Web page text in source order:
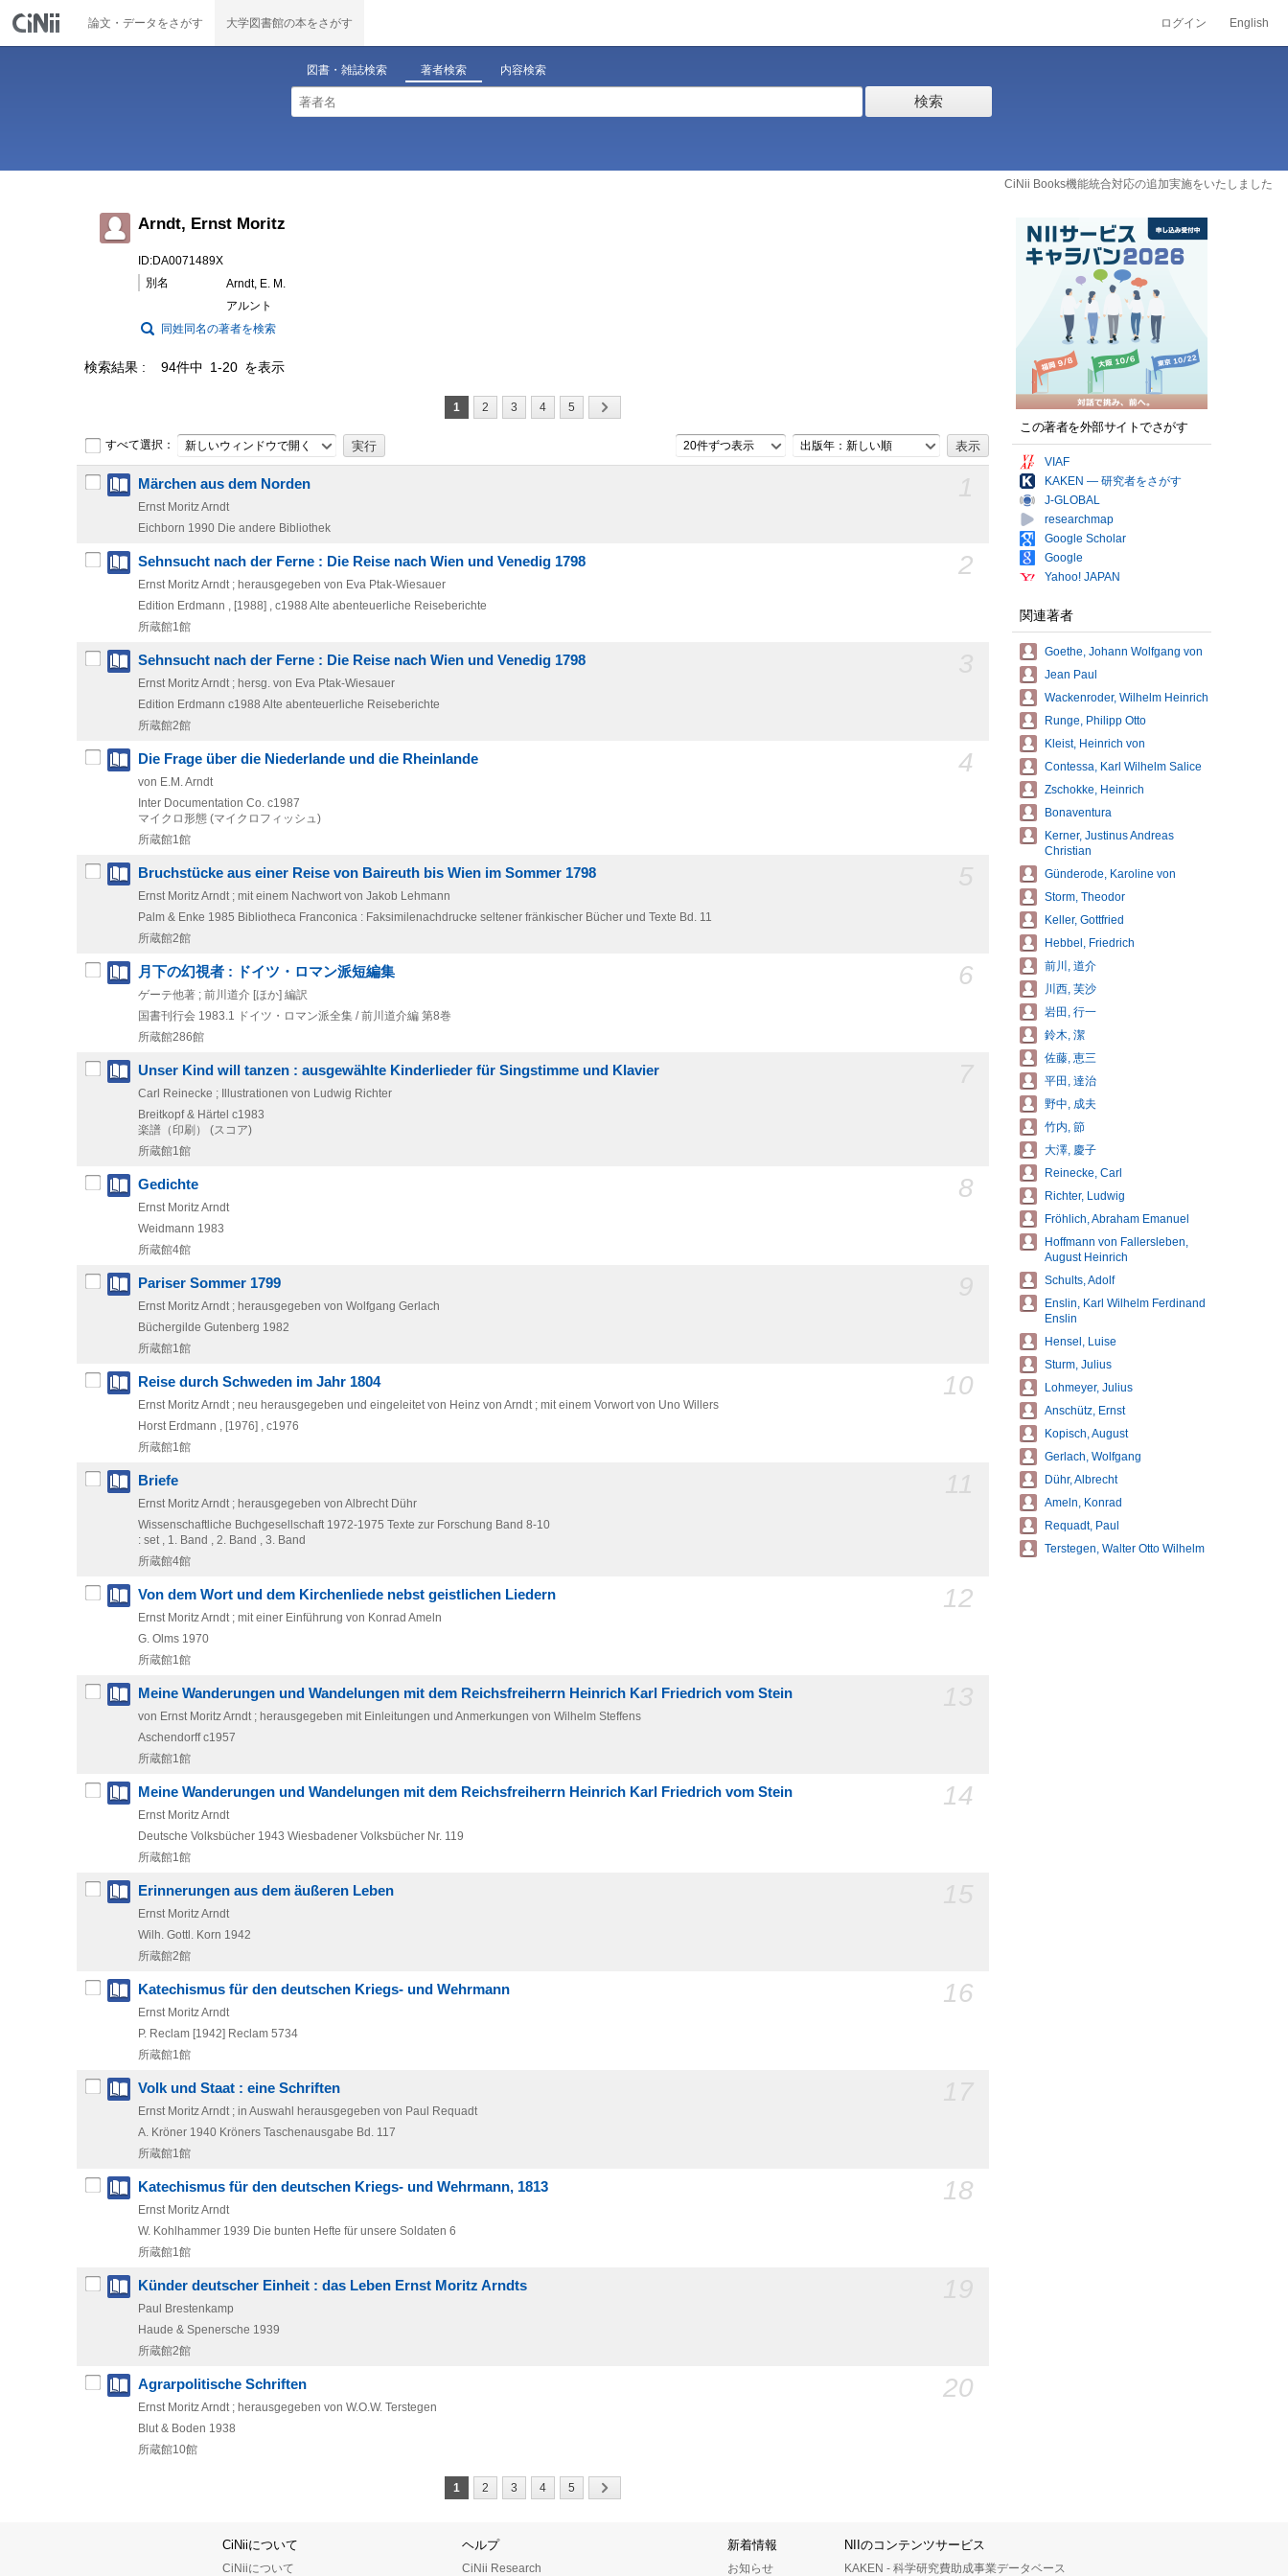
論文・データをさがす 大学図書館の本をさがす ログイン English
図書・雑誌検索 著者検索 内容検索
検索
CiNii Books機能統合対応の追加実施をいたしました
Arndt, Ernst Moritz
ID:DA0071489X
別名
Arndt, E. M.
アルント
同姓同名の著者を検索
検索結果 94件中 1-20 を表示
1 2 3 4 5
すべて選択： 新しいウィンドウで開く 20件ずつ表示 出版年：新しい順
Märchen aus dem Norden
Ernst Moritz Arndt
Eichborn 1990 Die andere Bibliothek
2
Sehnsucht nach der Ferne : Die Reise nach Wien und Venedig 1798
Ernst Moritz Arndt ; herausgegeben von Eva Ptak-Wiesauer
Edition Erdmann , [1988] , c1988 Alte abenteuerliche Reiseberichte
所蔵館1館
Sehnsucht nach der Ferne : Die Reise nach Wien und Venedig 1798
Ernst Moritz Arndt ; hersg. von Eva Ptak-Wiesauer
Edition Erdmann c1988 Alte abenteuerliche Reiseberichte
所蔵館2館
4
Die Frage über die Niederlande und die Rheinlande
von E.M. Arndt
Inter Documentation Co. c1987
マイクロ形態 (マイクロフィッシュ)
所蔵館1館
Bruchstücke aus einer Reise von Baireuth bis Wien im Sommer 1798
Ernst Moritz Arndt ; mit einem Nachwort von Jakob Lehmann
Palm & Enke 1985 Bibliotheca Franconica : Faksimilenachdrucke seltener fränkischer Bücher und Texte Bd. 11
所蔵館2館
6
月下の幻視者 : ドイツ・ロマン派短編集
ゲーテ他著 ; 前川道介 [ほか] 編訳
国書刊行会 1983.1 ドイツ・ロマン派全集 / 前川道介編 第8巻
所蔵館286館
Unser Kind will tanzen : ausgewählte Kinderlieder für Singstimme und Klavier
Carl Reinecke ; Illustrationen von Ludwig Richter
Breitkopf & Härtel c1983
楽譜（印刷） (スコア)
所蔵館1館
8
Gedichte
Ernst Moritz Arndt
Weidmann 1983
所蔵館4館
Pariser Sommer 1799
Ernst Moritz Arndt ; herausgegeben von Wolfgang Gerlach
Büchergilde Gutenberg 1982
所蔵館1館
10
Reise durch Schweden im Jahr 1804
Ernst Moritz Arndt ; neu herausgegeben und eingeleitet von Heinz von Arndt ; mit einem Vorwort von Uno Willers
Horst Erdmann , [1976] , c1976
所蔵館1館
Briefe
Ernst Moritz Arndt ; herausgegeben von Albrecht Dühr
Wissenschaftliche Buchgesellschaft 1972-1975 Texte zur Forschung Band 8-10
: set , 1. Band , 2. Band , 3. Band
所蔵館4館
12
Von dem Wort und dem Kirchenliede nebst geistlichen Liedern
Ernst Moritz Arndt ; mit einer Einführung von Konrad Ameln
G. Olms 1970
所蔵館1館
Meine Wanderungen und Wandelungen mit dem Reichsfreiherrn Heinrich Karl Friedrich vom Stein
von Ernst Moritz Arndt ; herausgegeben mit Einleitungen und Anmerkungen von Wilhelm Steffens
Aschendorff c1957
所蔵館1館
14
Meine Wanderungen und Wandelungen mit dem Reichsfreiherrn Heinrich Karl Friedrich vom Stein
Ernst Moritz Arndt
Deutsche Volksbücher 1943 Wiesbadener Volksbücher Nr. 119
所蔵館1館
Erinnerungen aus dem äußeren Leben
Ernst Moritz Arndt
Wilh. Gottl. Korn 1942
所蔵館2館
16
Katechismus für den deutschen Kriegs- und Wehrmann
Ernst Moritz Arndt
P. Reclam [1942] Reclam 5734
所蔵館1館
Volk und Staat : eine Schriften
Ernst Moritz Arndt ; in Auswahl herausgegeben von Paul Requadt
A. Kröner 1940 Kröners Taschenausgabe Bd. 117
所蔵館1館
18
Katechismus für den deutschen Kriegs- und Wehrmann, 1813
Ernst Moritz Arndt
W. Kohlhammer 1939 Die bunten Hefte für unsere Soldaten 6
所蔵館1館
Künder deutscher Einheit : das Leben Ernst Moritz Arndts
Paul Brestenkamp
Haude & Spenersche 1939
所蔵館2館
20
Agrarpolitische Schriften
Ernst Moritz Arndt ; herausgegeben von W.O.W. Terstegen
Blut & Boden 1938
所蔵館10館
1 2 3 4 5
この著者を外部サイトでさがす
VIAF
KAKEN — 研究者をさがす
J-GLOBAL
researchmap
Google Scholar
Google
Yahoo! JAPAN
関連著者
Goethe, Johann Wolfgang von
Jean Paul
Wackenroder, Wilhelm Heinrich
Runge, Philipp Otto
Kleist, Heinrich von
Contessa, Karl Wilhelm Salice
Zschokke, Heinrich
Bonaventura
Kerner, Justinus Andreas
Christian
Günderode, Karoline von
Storm, Theodor
Keller, Gottfried
Hebbel, Friedrich
前川, 道介
川西, 芙沙
岩田, 行一
鈴木, 潔
佐藤, 恵三
平田, 達治
野中, 成夫
竹内, 節
大澤, 慶子
Reinecke, Carl
Richter, Ludwig
Fröhlich, Abraham Emanuel
Hoffmann von Fallersleben,
August Heinrich
Schults, Adolf
Enslin, Karl Wilhelm Ferdinand
Enslin
Hensel, Luise
Sturm, Julius
Lohmeyer, Julius
Anschütz, Ernst
Kopisch, August
Gerlach, Wolfgang
Dühr, Albrecht
Ameln, Konrad
Requadt, Paul
Terstegen, Walter Otto Wilhelm
CiNiiについて
CiNiiについて
ヘルプ
CiNii Research
新着情報
お知らせ
NIIのコンテンツサービス
KAKEN - 科学研究費助成事業データベース